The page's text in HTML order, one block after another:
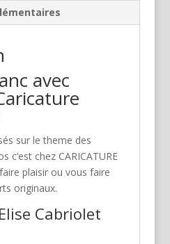
avec
sur le theme des
c’est chez CARICATURE
plaisir ou vous faire
originaux.
Cabriolet